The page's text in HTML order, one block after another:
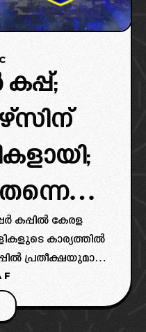
കപ്പിൽ കേരള
കാര്യത്തിൽ
പ്രതീക്ഷയുമായി
ഒരല്പം കരുത്തരായ
(വിക്കിപീഡിയ
പ്രകാരം)